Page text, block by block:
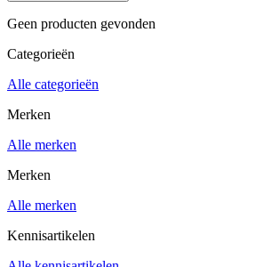
Geen producten gevonden
Categorieën
Alle categorieën
Merken
Alle merken
Merken
Alle merken
Kennisartikelen